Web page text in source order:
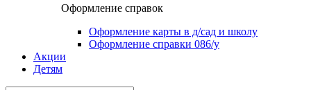
Оформление справок
Оформление карты в д/сад и школу
Оформление справки 086/у
Акции
Детям